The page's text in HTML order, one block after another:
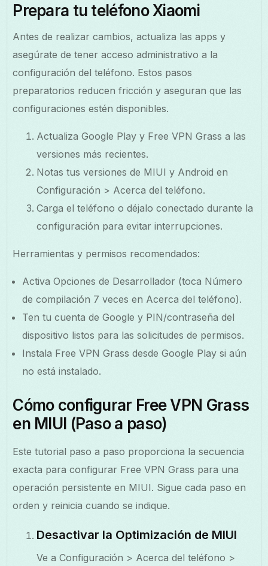
Prepara tu teléfono Xiaomi
Antes de realizar cambios, actualiza las apps y
asegúrate de tener acceso administrativo a la
configuración del teléfono. Estos pasos
preparatorios reducen fricción y aseguran que las
configuraciones estén disponibles.
Actualiza Google Play y Free VPN Grass a las
versiones más recientes.
Notas tus versiones de MIUI y Android en
Configuración > Acerca del teléfono.
Carga el teléfono o déjalo conectado durante la
configuración para evitar interrupciones.
Herramientas y permisos recomendados:
Activa Opciones de Desarrollador (toca Número
de compilación 7 veces en Acerca del teléfono).
Ten tu cuenta de Google y PIN/contraseña del
dispositivo listos para las solicitudes de permisos.
Instala Free VPN Grass desde Google Play si aún
no está instalado.
Cómo configurar Free VPN Grass
en MIUI (Paso a paso)
Este tutorial paso a paso proporciona la secuencia
exacta para configurar Free VPN Grass para una
operación persistente en MIUI. Sigue cada paso en
orden y reinicia cuando se indique.
Desactivar la Optimización de MIUI
Ve a Configuración > Acerca del teléfono >